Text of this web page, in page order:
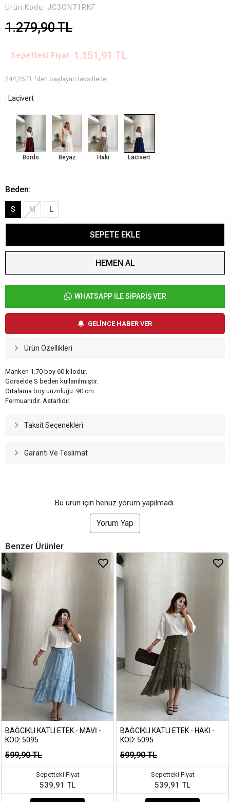
Ürün Kodu: JC3ON71RKF
1.279,90 TL
Sepetteki Fiyat 1.151,91 TL
244,25 TL 'den başlayan taksitlerle
: Lacivert
Bordo Beyaz Haki Lacivert
Beden:
S M L
SEPETE EKLE
HEMEN AL
WHATSAPP İLE SİPARİŞ VER
GELİNCE HABER VER
Ürün Özellikleri
Manken 1.70 boy 60 kilodur.
Görselde S beden kullanılmıştır.
Ortalama boy uuznluğu: 90 cm.
Fermuarlıdır. Astarlıdır.
Taksit Seçenekleri
Garanti Ve Teslimat
Bu ürün için henüz yorum yapılmadı.
Yorum Yap
Benzer Ürünler
BAĞCIKLI KATLI ETEK - MAVI -
KOD: 5095
599,90 TL
Sepetteki Fiyat
539,91 TL
BAĞCIKLI KATLI ETEK - HAKI -
KOD: 5095
599,90 TL
Sepetteki Fiyat
539,91 TL